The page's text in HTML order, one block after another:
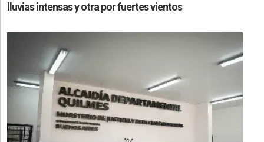
lluvias intensas y otra por fuertes vientos